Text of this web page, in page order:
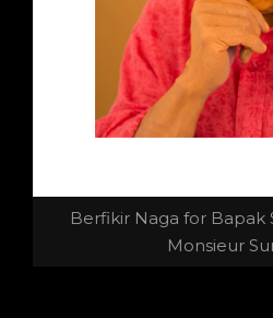
Berfikir Naga for Bapak
Monsieur